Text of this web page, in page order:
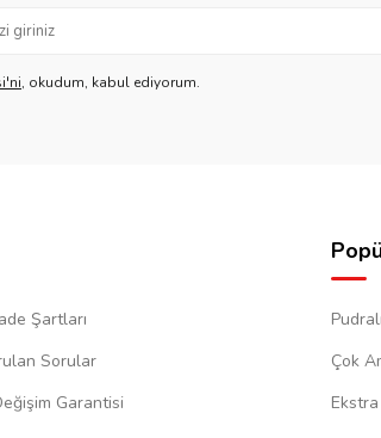
, okudum, kabul ediyorum.
Şartları
Sorular
Garantisi
Çok